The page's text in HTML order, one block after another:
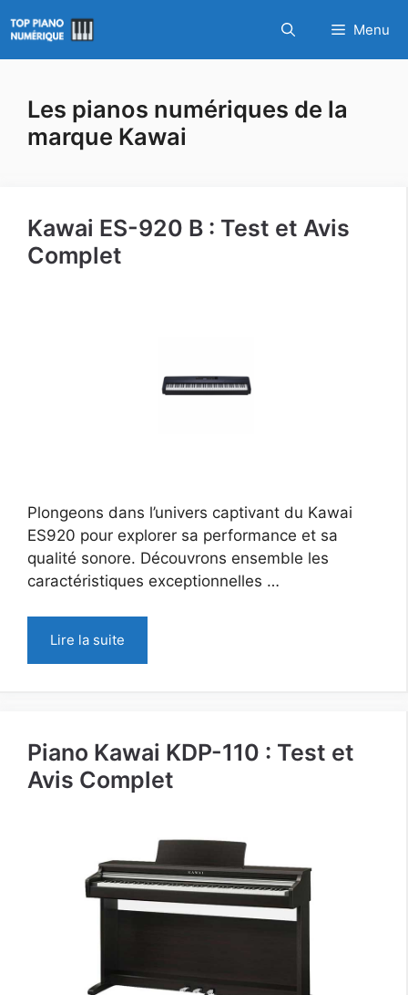
au
contenu
Menu
Les pianos numériques de la
marque Kawai
Kawai ES-920 B : Test et Avis
Complet
Plongeons dans l’univers captivant du Kawai
ES920 pour explorer sa performance et sa
qualité sonore. Découvrons ensemble les
caractéristiques exceptionnelles …
Lire la suite
Piano Kawai KDP-110 : Test et
Avis Complet